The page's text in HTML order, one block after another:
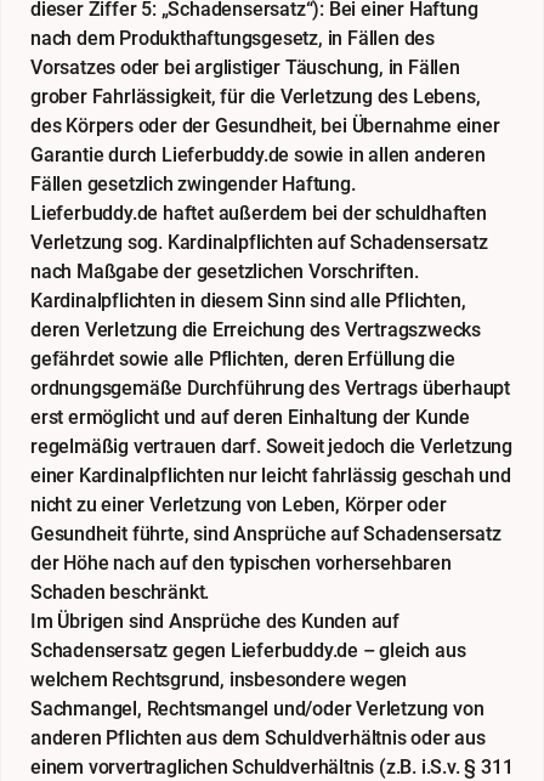
dieser Ziffer 5: „Schadensersatz“): Bei einer Haftung
nach dem Produkthaftungsgesetz, in Fällen des
Vorsatzes oder bei arglistiger Täuschung, in Fällen
grober Fahrlässigkeit, für die Verletzung des Lebens,
des Körpers oder der Gesundheit, bei Übernahme einer
Garantie durch Lieferbuddy.de sowie in allen anderen
Fällen gesetzlich zwingender Haftung.
Lieferbuddy.de haftet außerdem bei der schuldhaften
Verletzung sog. Kardinalpflichten auf Schadensersatz
nach Maßgabe der gesetzlichen Vorschriften.
Kardinalpflichten in diesem Sinn sind alle Pflichten,
deren Verletzung die Erreichung des Vertragszwecks
gefährdet sowie alle Pflichten, deren Erfüllung die
ordnungsgemäße Durchführung des Vertrags überhaupt
erst ermöglicht und auf deren Einhaltung der Kunde
regelmäßig vertrauen darf. Soweit jedoch die Verletzung
einer Kardinalpflichten nur leicht fahrlässig geschah und
nicht zu einer Verletzung von Leben, Körper oder
Gesundheit führte, sind Ansprüche auf Schadensersatz
der Höhe nach auf den typischen vorhersehbaren
Schaden beschränkt.
Im Übrigen sind Ansprüche des Kunden auf
Schadensersatz gegen Lieferbuddy.de – gleich aus
welchem Rechtsgrund, insbesondere wegen
Sachmangel, Rechtsmangel und/oder Verletzung von
anderen Pflichten aus dem Schuldverhältnis oder aus
einem vorvertraglichen Schuldverhältnis (z.B. i.S.v. § 311